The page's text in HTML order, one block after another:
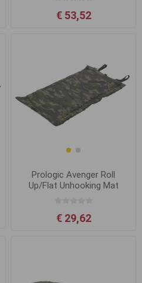
€ 53,52
Prologic Avenger Roll
Up/Flat Unhooking Mat
€ 29,62